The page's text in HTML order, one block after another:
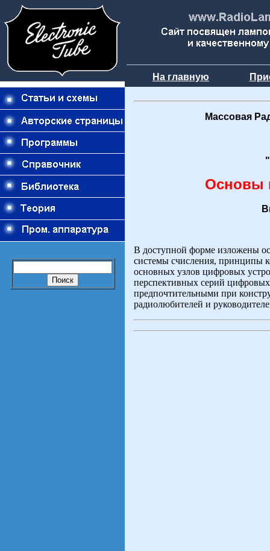
На главную
Массовая
Основы
В доступной форме изложены
системы счисления, принципы
основных узлов цифровых
перспективных серий
предпочтительными при
радиолюбителей и